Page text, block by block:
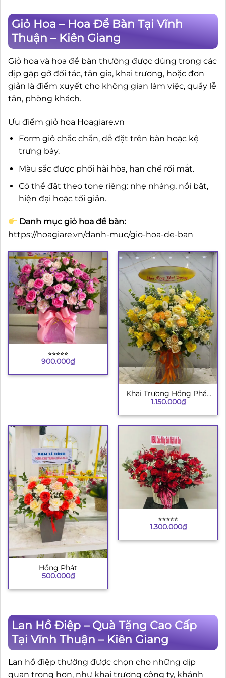
Giỏ Hoa – Hoa Để Bàn Tại Vĩnh
Thuận – Kiên Giang
Giỏ hoa và hoa để bàn thường được dùng trong các
dịp gặp gỡ đối tác, tân gia, khai trương, hoặc đơn
giản là điểm xuyết cho không gian làm việc, quầy lễ
tân, phòng khách.
Ưu điểm giỏ hoa Hoagiare.vn
Form giỏ chắc chắn, dễ đặt trên bàn hoặc kệ
trưng bày.
Màu sắc được phối hài hòa, hạn chế rối mắt.
Có thể đặt theo tone riêng: nhẹ nhàng, nổi bật,
hiện đại hoặc tối giản.
Danh mục giỏ hoa để bàn:
https://hoagiare.vn/danh-muc/gio-hoa-de-ban
⭐︎⭐︎⭐︎⭐︎⭐︎
900.000₫
Khai Trương Hồng Phát
8
1.150.000₫
Hồng Phát
500.000₫
⭐︎⭐︎⭐︎⭐︎⭐︎
1.300.000₫
Lan Hồ Điệp – Quà Tặng Cao Cấp
Tại Vĩnh Thuận – Kiên Giang
Lan hồ điệp thường được chọn cho những dịp
quan trọng hơn, như khai trương công ty, khánh